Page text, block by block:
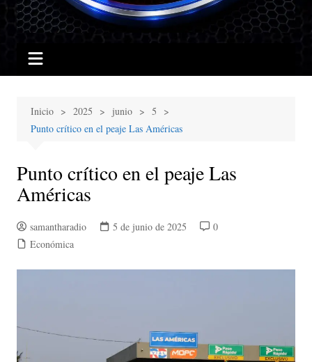
Inicio 2025 junio
5
Punto crítico en el peaje Las Américas
Punto crítico en el peaje Las
Américas
samantharadio 5 de junio de 2025
0
Económica